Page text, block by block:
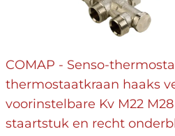
COMAP - Senso-
thermostaatkraan haaks
voorinstelbare Kv M22
staartstuk en recht